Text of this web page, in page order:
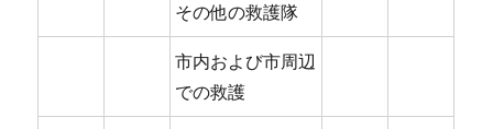
その他の救護隊
市内および市周辺
での救護